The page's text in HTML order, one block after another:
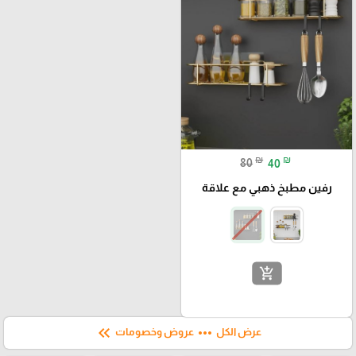
80 ₪ 40 ₪
رفين مطبخ ذهبي مع علاقة
add_shopping_cart
عرض الكل more_horiz عروض وخصومات keyboard_double_arrow_left